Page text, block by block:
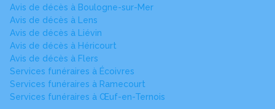
Avis de décès à Boulogne-sur-Mer
Avis de décès à Lens
Avis de décès à Liévin
Avis de décès à Héricourt
Avis de décès à Flers
Services funéraires à Écoivres
Services funéraires à Ramecourt
Services funéraires à Œuf-en-Ternois